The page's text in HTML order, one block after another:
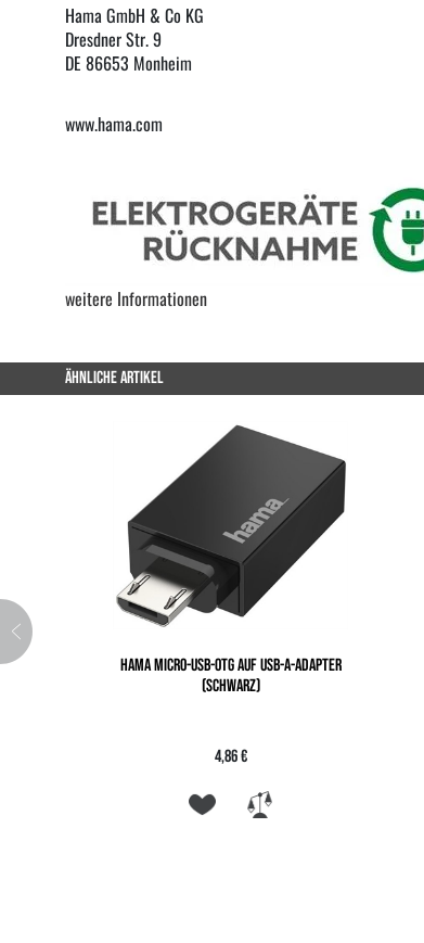
Hama GmbH & Co KG
Dresdner Str. 9
DE 86653 Monheim
www.hama.com
weitere Informationen
ÄHNLICHE ARTIKEL
HAMA MICRO-USB-OTG AUF USB-A-ADAPTER
(SCHWARZ)
4,86 €